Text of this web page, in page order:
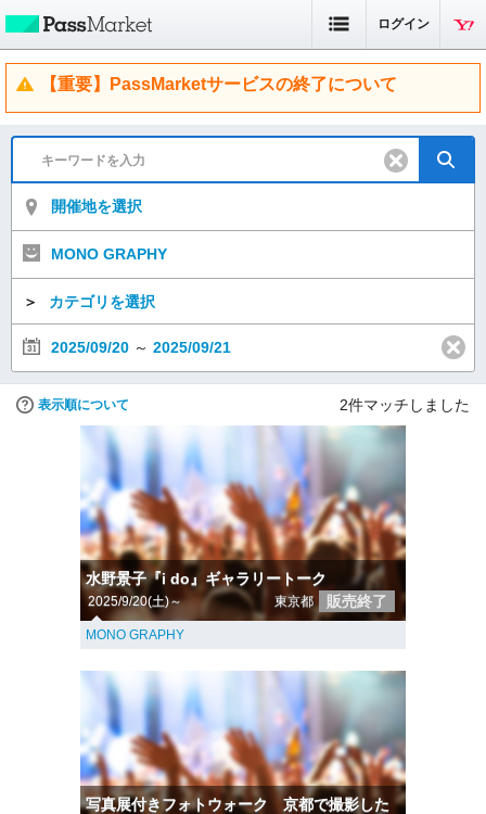
ログイン
【重要】PassMarketサービスの終了について
開催地を選択
MONO GRAPHY
＞ カテゴリを選択
2025/09/20 ～ 2025/09/21
表示順について 2件マッチしました
水野景子『i do』ギャラリートーク
2025/9/20(土)～ 東京都 販売終了
MONO GRAPHY
写真展付きフォトウォーク 京都で撮影した